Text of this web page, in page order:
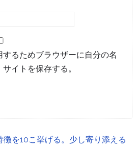
るためブラウザーに自分の名
イトを保存する。
を10こ挙げる。少し寄り添える